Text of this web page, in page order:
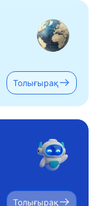
Толығырақ
Толығырақ